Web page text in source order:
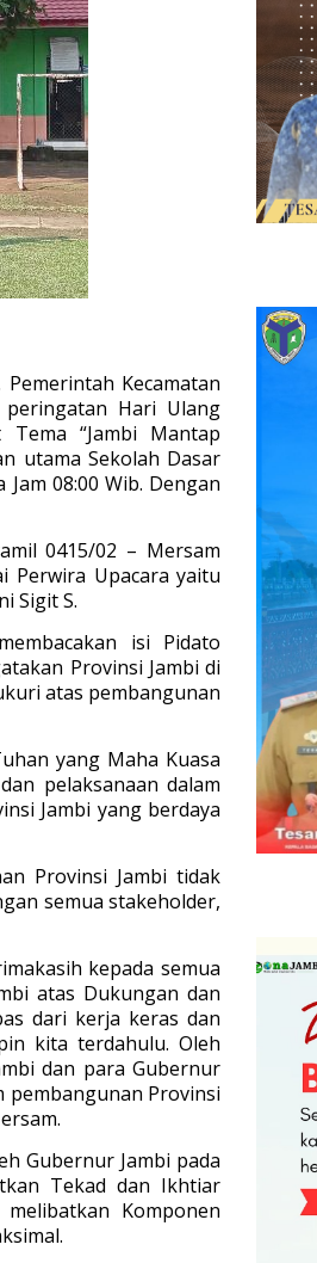
Kecamatan
peringatan Hari Ulang
“Jambi Mantap
utama Sekolah Dasar
08:00 Wib. Dengan
0415/02 – Mersam
Perwira Upacara yaitu
Sigit S.
isi Pidato
Provinsi Jambi di
atas pembangunan
yang Maha Kuasa
pelaksanaan dalam
Jambi yang berdaya
Provinsi Jambi tidak
semua stakeholder,
kepada semua
atas Dukungan dan
dari kerja keras dan
kita terdahulu. Oleh
dan para Gubernur
pembangunan Provinsi
Gubernur Jambi pada
Tekad dan Ikhtiar
Komponen